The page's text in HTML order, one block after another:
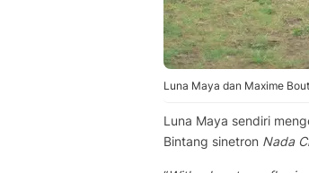
Luna Maya dan Maxime
Luna Maya sendiri
Bintang sinetron Nada